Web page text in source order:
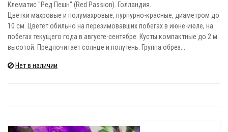
Клематис "Ред Пешн" (Red Passion). Голландия.
Цветки махровые и полумахровые, пурпурно-красные, диаметром до
10 см. Цветет обильно на перезимовавших побегах в июне-июле, на
побегах текущего года в августе-сентябре. Кусты компактные до 2 м
высотой. Предпочитает солнце и полутень. Группа обрез...
Нет в наличии